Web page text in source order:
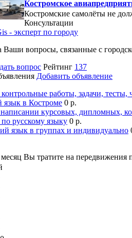
Костромское
Костромские самолёты не
Консультации
- эксперт по городу
Ваши вопросы, связанные с
вопрос Рейтинг 137
Добавить объявление
работы, задачи, тесты,
язык в Костроме 0 р.
курсовых, дипломных,
русскому языку 0 р.
язык в группах и индивидуально
Вы тратите на передвижения